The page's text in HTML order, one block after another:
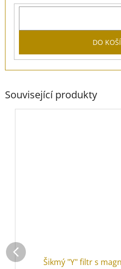
DO
Související produkty
Šikmý "Y" filtr s